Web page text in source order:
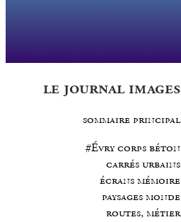
le journal images
sommaire principal
#Évry corps béton
carrés urbains
écrans mémoire
paysages monde
routes, métier